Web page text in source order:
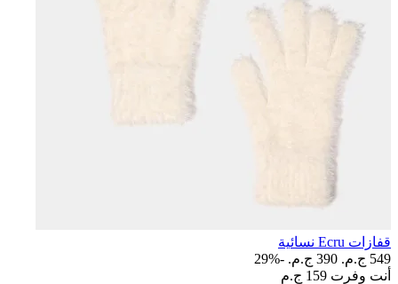
قفازات Ecru نسائية
549 ج.م.‏
390 ج.م.‏
-29%
أنت وفرت 159 ج.م